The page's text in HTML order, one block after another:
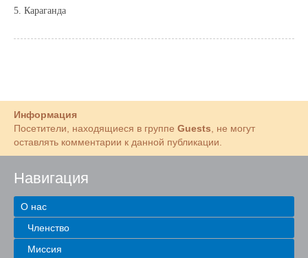
5. Караганда
Информация
Посетители, находящиеся в группе Guests , не могут
оставлять комментарии к данной публикации.
Навигация
О нас
Членство
Миссия